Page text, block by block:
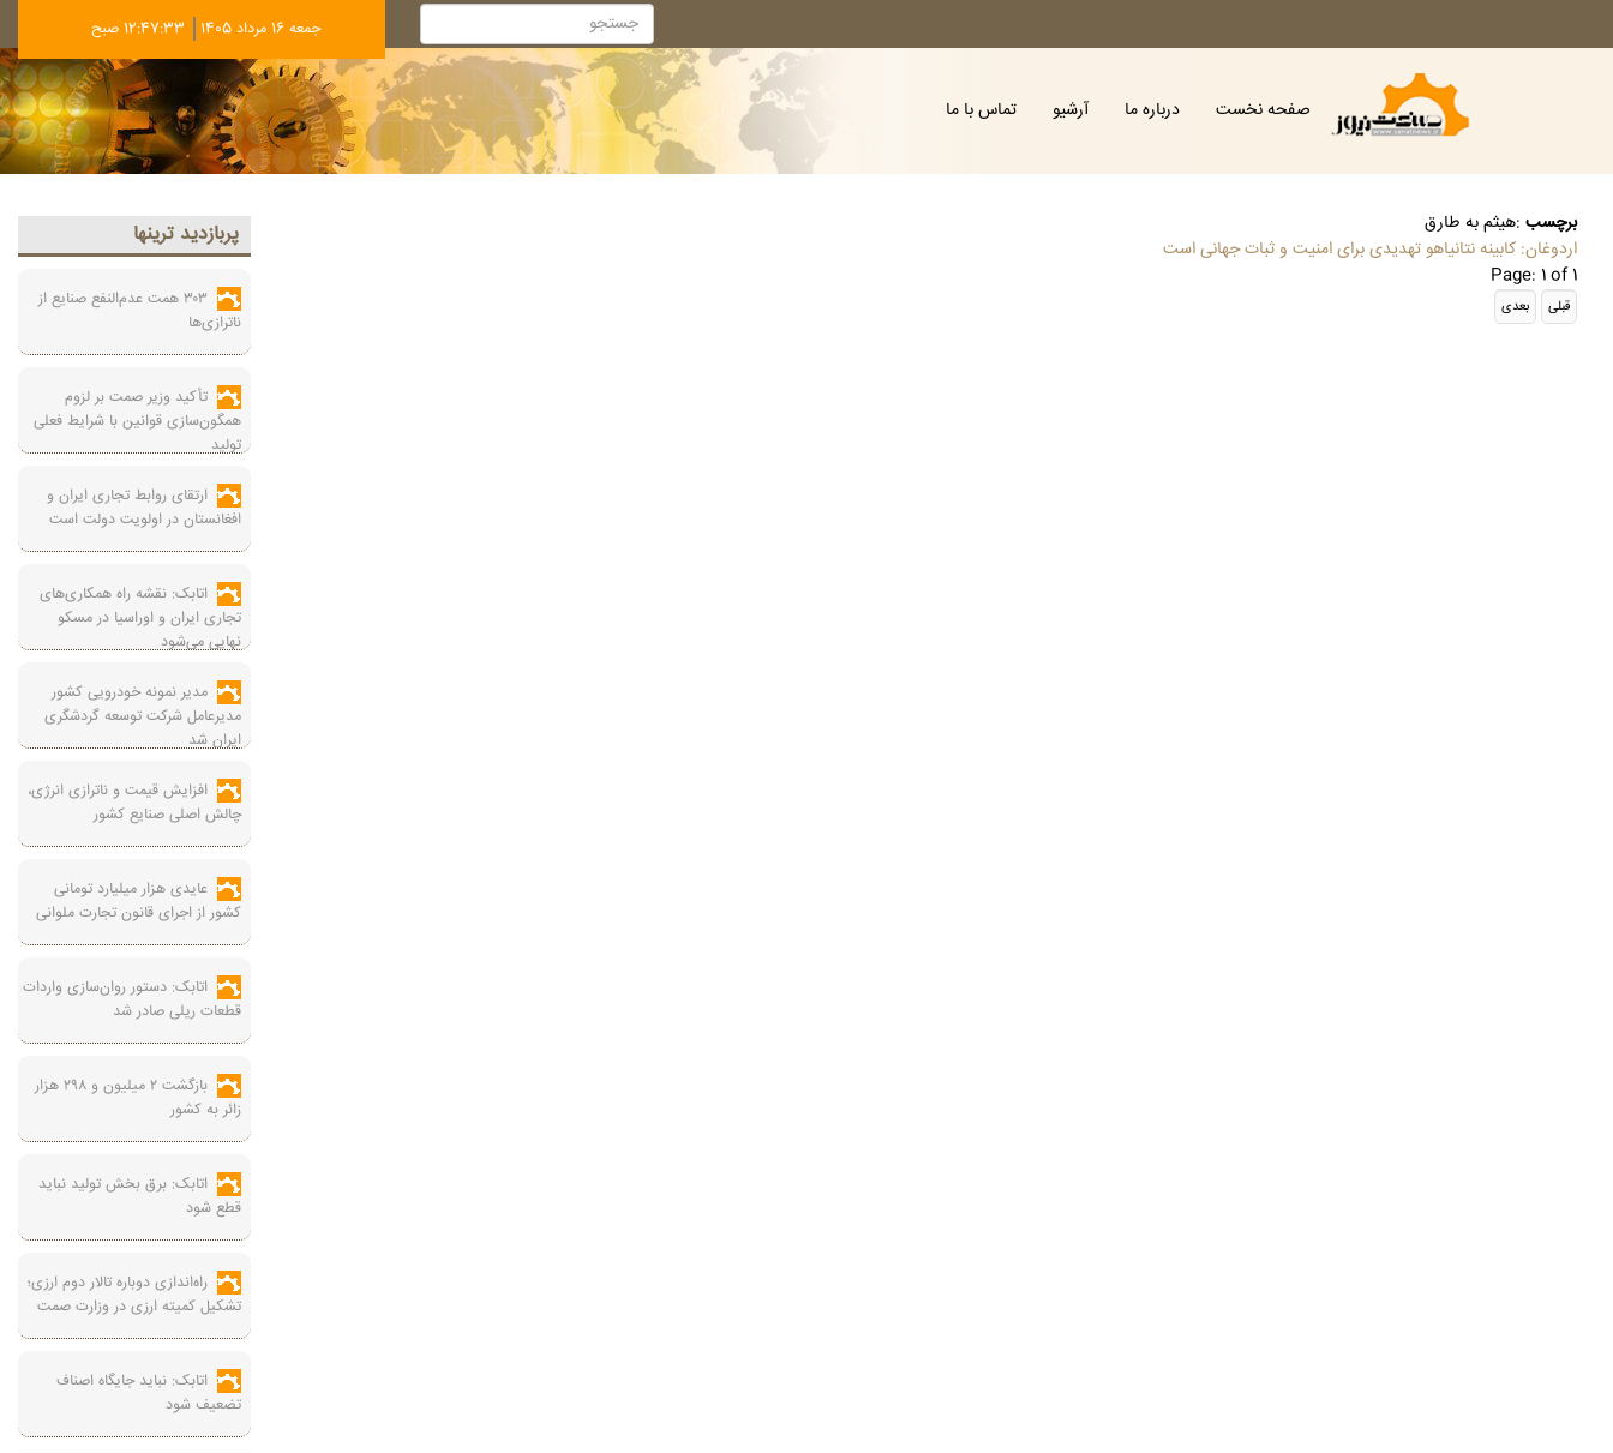
جمعه 16 مرداد 1405 12:47:34 صبح
صفحه نخست درباره ما آرشیو تماس با ما
برچسب :هیثم به طارق
اردوغان: کابینه نتانیاهو تهدیدی برای امنیت و ثبات جهانی است
Page: 1 of 1
پربازديد ترينها
۳۰۳ همت عدم‌النفع صنایع از
ناترازی‌ها
تأکید وزیر صمت بر لزوم
همگون‌سازی قوانین با شرایط فعلی
تولید
ارتقای روابط تجاری ایران و
افغانستان در اولویت دولت است
اتابک: نقشه راه همکاری‌های
تجاری ایران و اوراسیا در مسکو
نهایی می‌شود
مدیر نمونه خودرویی کشور
مدیرعامل شرکت توسعه گردشگری
ایران شد
افزایش قیمت و ناترازی انرژی،
چالش اصلی صنایع کشور
عایدی هزار میلیارد تومانی
کشور از اجرای قانون تجارت ملوانی
اتابک: دستور روان‌سازی واردات
قطعات ریلی صادر شد
بازگشت ۲ میلیون و ۲۹۸ هزار
زائر به کشور
اتابک: برق بخش تولید نباید
قطع شود
راه‌اندازی دوباره تالار دوم ارزی؛
تشکیل کمیته ارزی در وزارت صمت
اتابک: نباید جایگاه اصناف
تضعیف شود